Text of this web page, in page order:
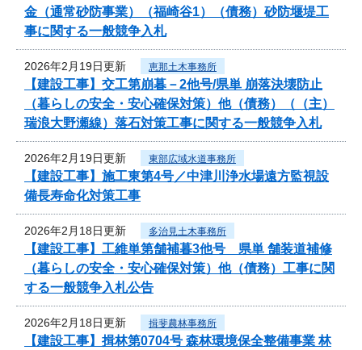
金（通常砂防事業）（福崎谷1）（債務）砂防堰堤工
事に関する一般競争入札
2026年2月19日更新 恵那土木事務所
【建設工事】交工第崩暮－2他号/県単 崩落決壊防止
（暮らしの安全・安心確保対策）他（債務）（（主）
瑞浪大野瀬線）落石対策工事に関する一般競争入札
2026年2月19日更新 東部広域水道事務所
【建設工事】施工東第4号／中津川浄水場遠方監視設
備長寿命化対策工事
2026年2月18日更新 多治見土木事務所
【建設工事】工維単第舗補暮3他号 県単 舗装道補修
（暮らしの安全・安心確保対策）他（債務）工事に関
する一般競争入札公告
2026年2月18日更新 揖斐農林事務所
【建設工事】揖林第0704号 森林環境保全整備事業 林